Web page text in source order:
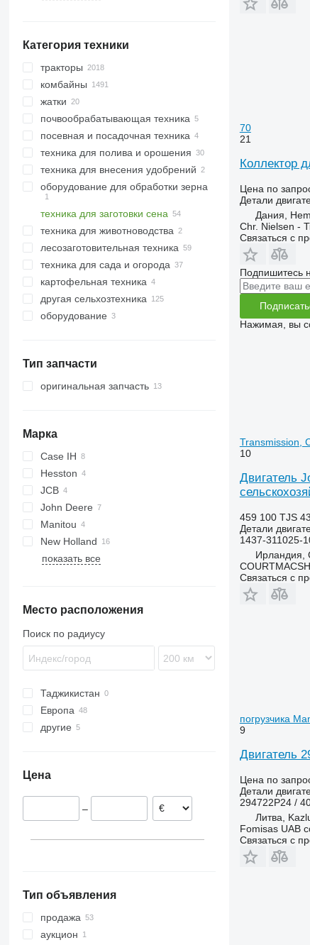
Категория техники
тракторы
минитракторы
тракторы гусеничные
тракторы колесные
комбайны
хлопкоуборочные комбайны
свеклоуборочные комбайны
зерноуборочные комбайны
кормоуборочные комбайны
кукурузоуборочные комбайны
другие комбайны
жатки
жатки зерновые
жатки кукурузные
рапсовые столы
почвообрабатывающая техника
бороны
культиваторы
посевная и посадочная техника
рассадопосадочные машины
техника для полива и орошения
техника для внесения удобрений
разбрасыватели минеральных
разбрасыватели жидких
оборудование для обработки зерна
зернометатели
техника для заготовки сена
косилки
сельскохозяйственные погрузчики
техника для животноводства
техника для животноводства
кормосмесители
самоходные смесители-
лесозаготовительная техника
цепные пилы
бензопилы
измельчители веток
трелевочные тракторы
форвардеры
техника для сада и огорода
газонокосилки
мотоблоки
мотокосы
тракторы газонокосилки
картофельная техника
картофелесажалки
картофелеуборочные комбайны
другая сельхозтехника
оборудование
другое оборудование
Тип запчасти
оригинальная запчасть
Марка
Case IH
W-series
Hesston
JCB
531
John Deere
3415
3420
3800
Big Pack
Manitou
New Holland
BB
TR
показать все
Место расположения
Поиск по радиусу
Таджикистан
Европа
Дания
Германия
другие
Цена
–
Тип объявления
продажа
аукцион
70
21
Коллектор
Цена по
Детали
Дания,
Chr. Nielsen -
Связаться с
Подпишитесь
Нажимая, вы
Transmission,
10
Двигатель
459 100 TJS
Детали
1437-311025-
Ирландия,
Связаться с
погрузчика
9
Двигатель
Цена по
Детали
294722P24 /
Литва,
Fomisas UAB
Связаться с